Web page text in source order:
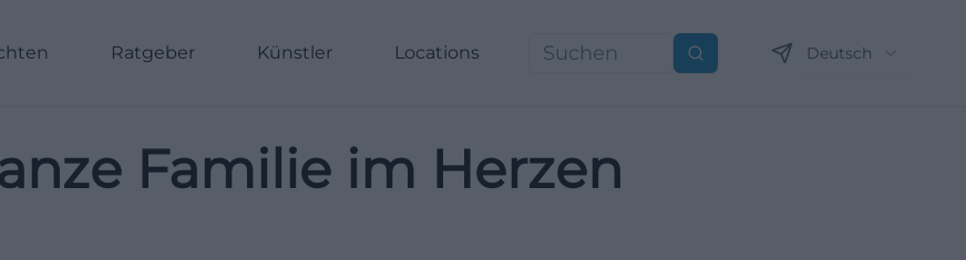
Ratgeber Künstler Locations Suchen Deutsch
Familie im Herzen